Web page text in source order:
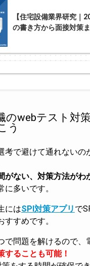
【住宅設備業界研究｜
の書き方から面接対策
のwebテスト対
う
考で避けて通れないの
がない、対策方法がわ
に多いです。
にはSPI対策アプリ で
すすめです。
で問題を解けるので、
することも可能！